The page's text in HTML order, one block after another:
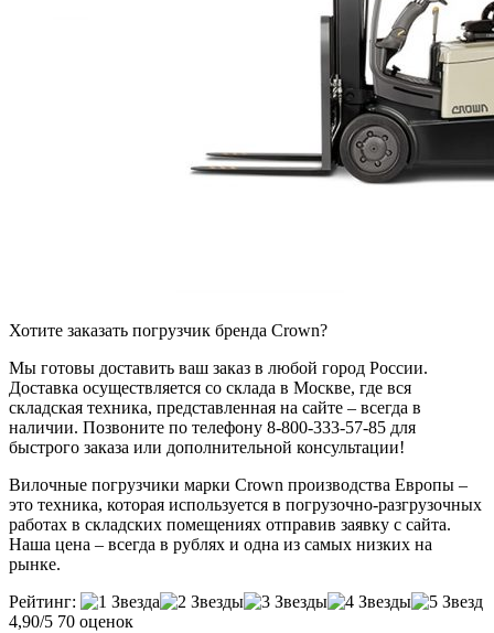
Хотите заказать погрузчик бренда Crown?
Мы готовы доставить ваш заказ в любой город России.
Доставка осуществляется со склада в Москве, где вся
складская техника, представленная на сайте – всегда в
наличии. Позвоните по телефону 8-800-333-57-85 для
быстрого заказа или дополнительной консультации!
Вилочные погрузчики марки Crown производства Европы –
это техника, которая используется в погрузочно-разгрузочных
работах в складских помещениях отправив заявку с сайта.
Наша цена – всегда в рублях и одна из самых низких на
рынке.
Рейтинг:
4,90/5 70 оценок